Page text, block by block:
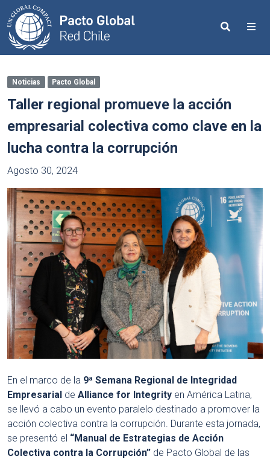
Search
Noticias Pacto Global
Taller regional promueve la acción
empresarial colectiva como clave en la
lucha contra la corrupción
Agosto 30, 2024
En el marco de la 9ª Semana Regional de Integridad
Empresarial de Alliance for Integrity en América Latina,
se llevó a cabo un evento paralelo destinado a promover la
acción colectiva contra la corrupción. Durante esta jornada,
se presentó el “Manual de Estrategias de Acción
Colectiva contra la Corrupción” de Pacto Global de las